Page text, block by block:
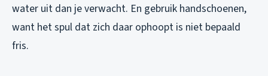
water uit dan je verwacht. En gebruik handschoenen,
want het spul dat zich daar ophoopt is niet bepaald
fris.